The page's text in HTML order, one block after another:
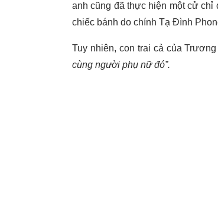
anh cũng đã thực hiện một cử chỉ
chiếc bánh do chính Tạ Đình
Tuy nhiên, con trai cả của
cùng người phụ nữ đó”.